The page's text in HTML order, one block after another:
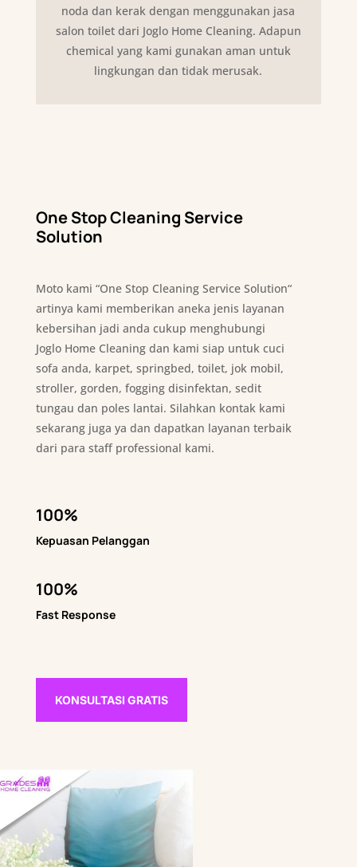
noda dan kerak dengan menggunakan jasa
salon toilet dari Joglo Home Cleaning. Adapun
chemical yang kami gunakan aman untuk
lingkungan dan tidak merusak.
One Stop Cleaning Service
Solution
Moto kami “One Stop Cleaning Service Solution“
artinya kami memberikan aneka jenis layanan
kebersihan jadi anda cukup menghubungi
Joglo Home Cleaning dan kami siap untuk cuci
sofa anda, karpet, springbed, toilet, jok mobil,
stroller, gorden, fogging disinfektan, sedit
tungau dan poles lantai. Silahkan kontak kami
sekarang juga ya dan dapatkan layanan terbaik
dari para staff professional kami.
100%
Kepuasan Pelanggan
100%
Fast Response
KONSULTASI GRATIS